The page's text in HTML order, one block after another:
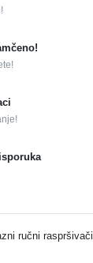
ručni raspršivači